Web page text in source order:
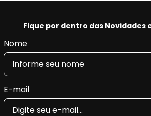
Fique por dentro das Novidades
Nome
E-mail